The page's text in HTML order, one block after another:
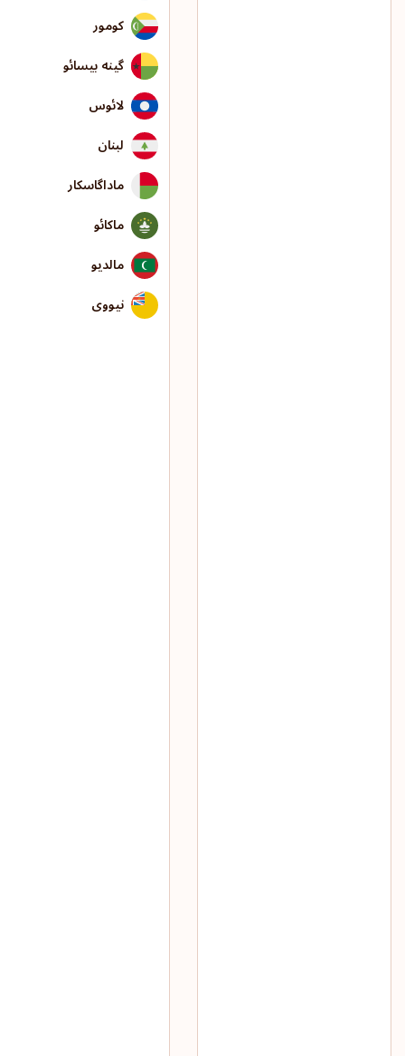
کومور
گینه بیسائو
لائوس
لبنان
ماداگاسکار
ماکائو
مالدیو
نیووی